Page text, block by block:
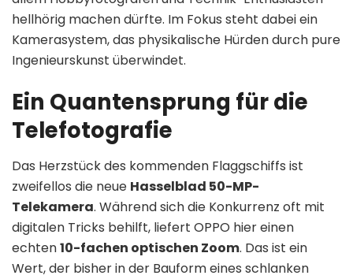
hellhörig machen dürfte. Im Fokus steht dabei ein
Kamerasystem, das physikalische Hürden durch pure
Ingenieurskunst überwindet.
Ein Quantensprung für die
Telefotografie
Das Herzstück des kommenden Flaggschiffs ist
zweifellos die neue Hasselblad 50-MP-
Telekamera. Während sich die Konkurrenz oft mit
digitalen Tricks behilft, liefert OPPO hier einen
echten10-fachen optischen Zoom. Das ist ein
Wert, der bisher in der Bauform eines schlanken